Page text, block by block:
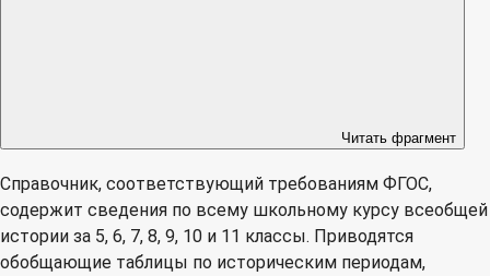
Читать фрагмент
Справочник, соответствующий требованиям ФГОС,
содержит сведения по всему школьному курсу всеобщей
истории за 5, 6, 7, 8, 9, 10 и 11 классы. Приводятся
обобщающие таблицы по историческим периодам,